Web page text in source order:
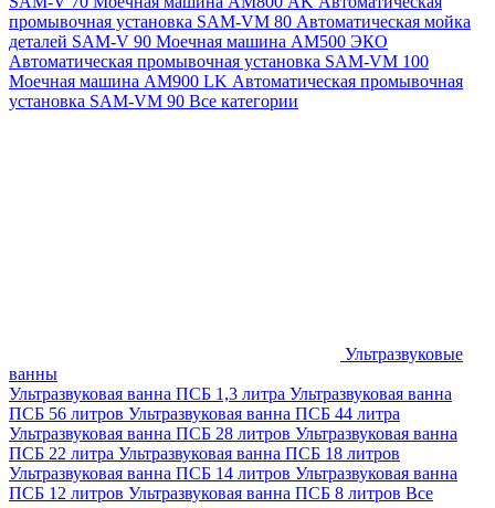
промывочная установка SAM-VM 80 Автоматическая мойка
деталей SAM-V 90 Моечная машина АМ500 ЭКО
Автоматическая промывочная установка SAM-VM 100
Моечная машина AM900 LK Автоматическая промывочная
установка SAM-VM 90 Все категории
Ультразвуковые
ванны
Ультразвуковая ванна ПСБ 1,3 литра Ультразвуковая ванна
ПСБ 56 литров Ультразвуковая ванна ПСБ 44 литра
Ультразвуковая ванна ПСБ 28 литров Ультразвуковая ванна
ПСБ 22 литра Ультразвуковая ванна ПСБ 18 литров
Ультразвуковая ванна ПСБ 14 литров Ультразвуковая ванна
ПСБ 12 литров Ультразвуковая ванна ПСБ 8 литров Все